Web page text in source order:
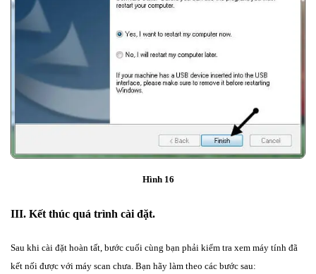
Hình 16
III. Kết thúc quá trình cài đặt.
Sau khi cài đặt hoàn tất, bước cuối cùng bạn phải kiểm tra xem máy tính đã
kết nối được với máy scan chưa. Bạn hãy làm theo các bước sau: